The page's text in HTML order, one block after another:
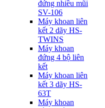
đứng nhiều mũi
SV-106
Máy khoan liên
kết 2 dãy HS-
TWINS
Máy khoan
đứng 4 bộ liên
kết
Máy khoan liên
kết 3 dãy HS-
63T
Máy khoan